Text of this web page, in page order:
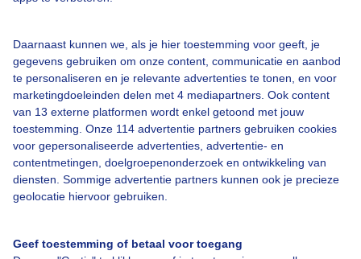
Daarnaast kunnen we, als je hier toestemming voor geeft, je
gegevens gebruiken om onze content, communicatie en aanbod
te personaliseren en je relevante advertenties te tonen, en voor
marketingdoeleinden delen met 4 mediapartners. Ook content
van 13 externe platformen wordt enkel getoond met jouw
toestemming. Onze 114 advertentie partners gebruiken cookies
voor gepersonaliseerde advertenties, advertentie- en
contentmetingen, doelgroepenonderzoek en ontwikkeling van
diensten. Sommige advertentie partners kunnen ook je precieze
geolocatie hiervoor gebruiken.
Geef toestemming of betaal voor toegang
Door: Claudia Gemaakt: 07-06-2026, 54x bekeken